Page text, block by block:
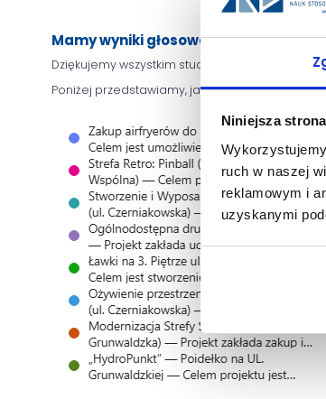
Niniejsza
ruch w naszej
reklamowym i
uzyskanymi
Mamy wyniki głosowania w ramach
Dziękujemy wszystkim studentom, którzy wzięli
Poniżej przedstawiamy, jak rozłożyły się głosy.